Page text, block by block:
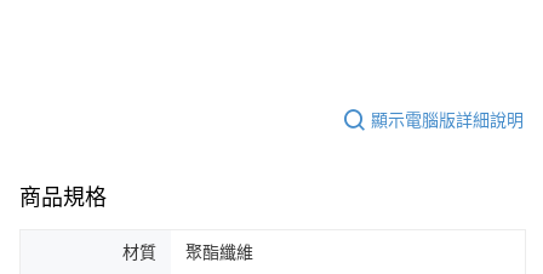
顯示電腦版詳細說明
商品規格
材質 聚酯纖維